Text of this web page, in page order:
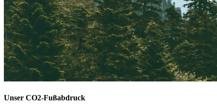
Unser CO2-Fußabdruck